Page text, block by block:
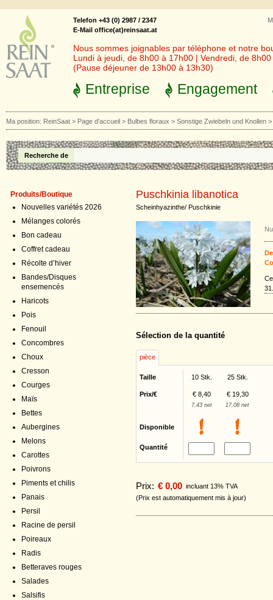
Telefon +43 (0) 2987 / 2347
E-Mail office(at)reinsaat.at
Nous sommes joignables par téléphone et notre
Lundi à jeudi, de 8h00 à 17h00 | Vendredi, de
(Pause déjeuner de 13h00 à 13h30)
Entreprise Engagement
Ma position: ReinSaat > Page d'accueil > Bulbes floraux > Sonstige Zwiebeln und Knollen >
Recherche de
Produits/Boutique
Nouvelles variétés 2026
Mélanges colorés
Bon cadeau
Coffret cadeau
Récolte d’hiver
Bandes/Disques
ensemencés
Haricots
Pois
Fenouil
Concombres
Choux
Cresson
Courges
Maïs
Bettes
Aubergines
Melons
Carottes
Poivrons
Piments et chilis
Panais
Persil
Racine de persil
Poireaux
Radis
Betteraves rouges
Salades
Salsifis
Puschkinia libanotica
Scheinhyazinthe/ Puschkinie
Sélection de la quantité
pièce
Taille 10 Stk. 25 Stk.
Prix/€ € 8,40 € 19,30
7,43 net 17,08 net
Disponible
Quantité
Prix: € 0,00 incluant 13% TVA
(Prix est automatiquement mis à jour)